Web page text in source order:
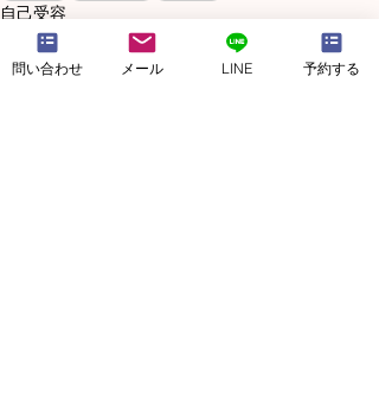
自己受容
最新記事 すべて表示
問い合わせ メール LINE 予約する